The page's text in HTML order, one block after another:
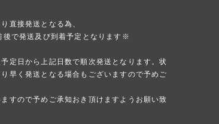
直接発送となる為、
後で発送及び到着予定となります※
定日から上記日数で順次発送となります。状
早く発送となる場合もございますので予めご
すので予めご承知おき頂けますようお願い致